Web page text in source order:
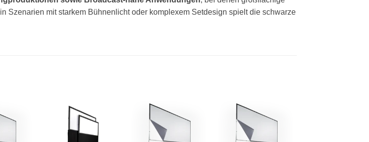
Szenarien mit starkem Bühnenlicht oder komplexem Setdesign spielt die schwarze